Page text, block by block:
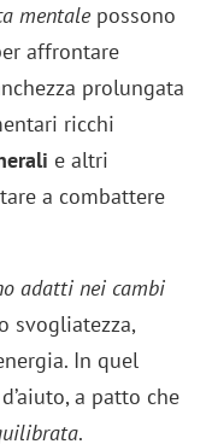
mentale possono
affrontare
prolungata
ricchi
e altri
a combattere
adatti nei cambi
svogliatezza,
In quel
a patto che
.